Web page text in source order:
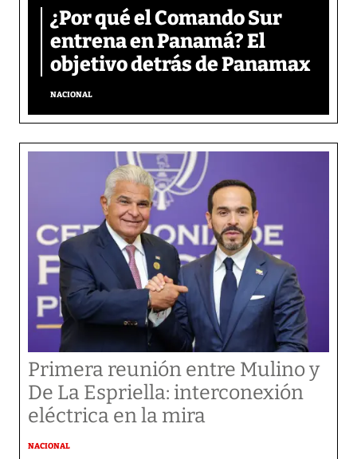
¿Por qué el Comando Sur
entrena en Panamá? El
objetivo detrás de Panamax
NACIONAL
Primera reunión entre Mulino y
De La Espriella: interconexión
eléctrica en la mira
NACIONAL